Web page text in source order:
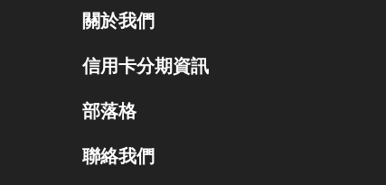
關於我們
信用卡分期資訊
部落格
聯絡我們